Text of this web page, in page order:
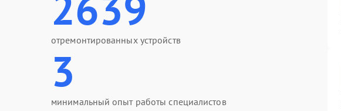
отремонтированных устройств
3
минимальный опыт работы специалистов